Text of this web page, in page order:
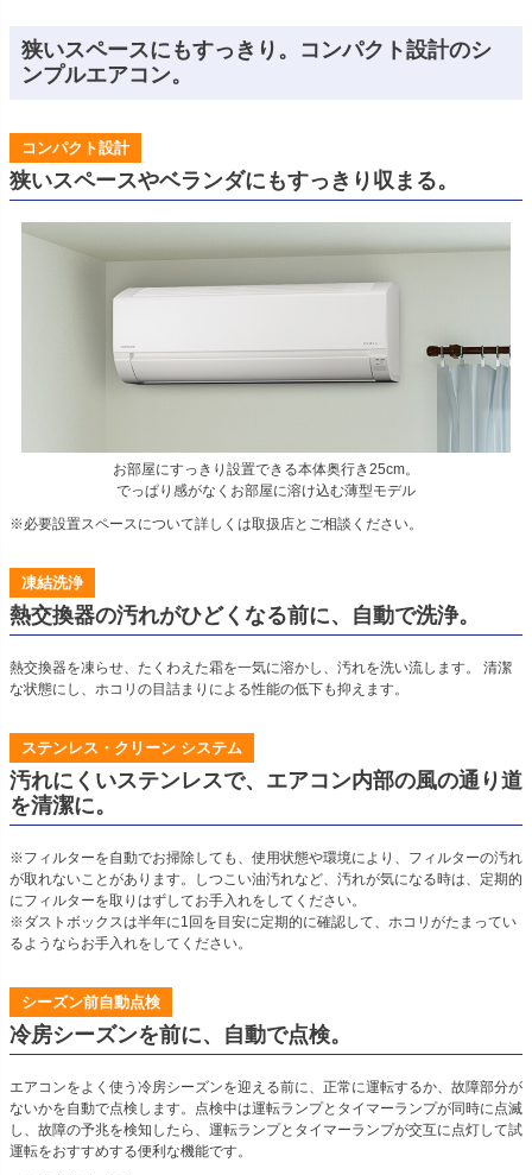
狭いスペースにもすっきり。コンパクト設計のシ
ンプルエアコン。
コンパクト設計
狭いスペースやベランダにもすっきり収まる。
お部屋にすっきり設置できる本体奥行き25cm。
でっぱり感がなくお部屋に溶け込む薄型モデル
※必要設置スペースについて詳しくは取扱店とご相談ください。
凍結洗浄
熱交換器の汚れがひどくなる前に、自動で洗浄。
熱交換器を凍らせ、たくわえた霜を一気に溶かし、汚れを洗い流します。 清潔
な状態にし、ホコリの目詰まりによる性能の低下も抑えます。
ステンレス・クリーン システム
汚れにくいステンレスで、エアコン内部の風の通り道
を清潔に。
※フィルターを自動でお掃除しても、使用状態や環境により、フィルターの汚れ
が取れないことがあります。しつこい油汚れなど、汚れが気になる時は、定期的
にフィルターを取りはずしてお手入れをしてください。
※ダストボックスは半年に1回を目安に定期的に確認して、ホコリがたまってい
るようならお手入れをしてください。
シーズン前自動点検
冷房シーズンを前に、自動で点検。
エアコンをよく使う冷房シーズンを迎える前に、正常に運転するか、故障部分が
ないかを自動で点検します。点検中は運転ランプとタイマーランプが同時に点滅
し、故障の予兆を検知したら、運転ランプとタイマーランプが交互に点灯して試
運転をおすすめする便利な機能です。